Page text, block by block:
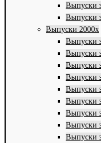
Выпуски
Выпуски
Выпуски 2000х
Выпуски
Выпуски
Выпуски
Выпуски
Выпуски
Выпуски
Выпуски
Выпуски
Выпуски